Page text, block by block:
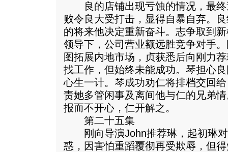
良的店铺出现亏蚀的情况，最终
败令良大受打击，显得自暴自弃。
的将来他决定重新奋斗。志争取到
领导下，公司营业额远胜竞争对手
图拓展内地市场，贞获悉后向刚力
找工作，但始终未能成功。琴担心
心生一计。琴成功劝仁将排档交回
责她多管闲事及离间他与仁的兄弟
报而不开心，仁开解之。
第二十五集
刚向导演John推荐琳，起初琳对
惑，因害怕重蹈覆彻再受欺辱，但